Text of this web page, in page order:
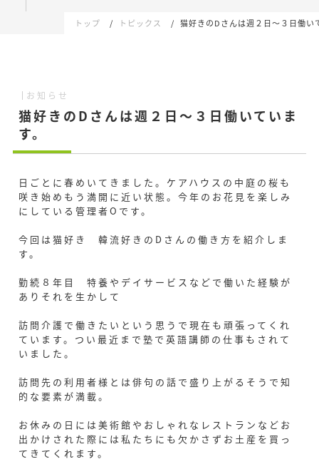
トップ トピックス 猫好きのDさんは週２日～３日働い
お知らせ
猫好きのDさんは週２日～３日働いていま
す。
日ごとに春めいてきました。ケアハウスの中庭の桜も
咲き始めもう満開に近い状態。今年のお花見を楽しみ
にしている管理者Oです。
今回は猫好き 韓流好きのDさんの働き方を紹介しま
す。
勤続８年目 特養やデイサービスなどで働いた経験が
ありそれを生かして
訪問介護で働きたいという思うで現在も頑張ってくれ
ています。つい最近まで塾で英語講師の仕事もされて
いました。
訪問先の利用者様とは俳句の話で盛り上がるそうで知
的な要素が満載。
お休みの日には美術館やおしゃれなレストランなどお
出かけされた際には私たちにも欠かさずお土産を買っ
てきてくれます。